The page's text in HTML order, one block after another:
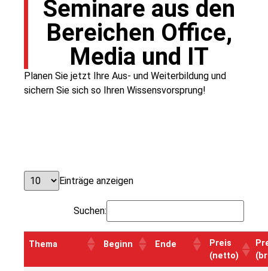
Seminare aus den
Bereichen Office,
Media und IT
Planen Sie jetzt Ihre Aus- und Weiterbildung und
sichern Sie sich so Ihren Wissensvorsprung!
Einträge anzeigen
Suchen:
Thema Beginn Ende
Preis
(netto)